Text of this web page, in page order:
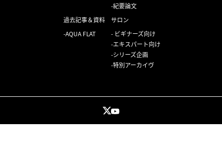
紀要論文
過去記事＆資料
AQUA FLAT
サロン
ビギナーズ向け
エキスパート向け
シリーズ企画
特別アーカイヴ